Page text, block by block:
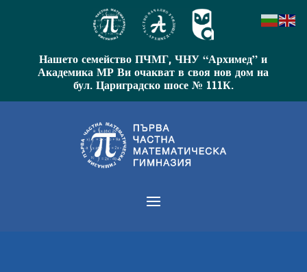
Нашето семейство ПЧМГ, ЧНУ “Архимед” и
Академика МР Ви очакват в своя нов дом на
бул. Цариградско шосе № 111К.